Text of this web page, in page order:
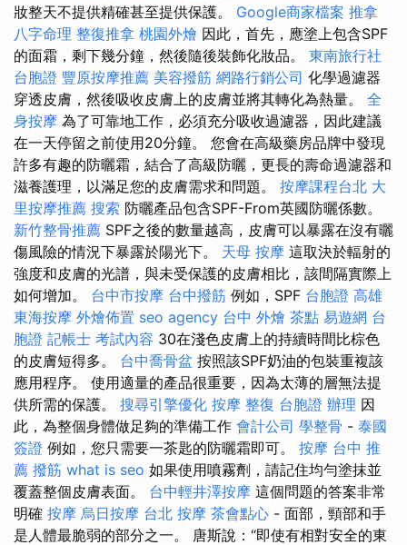
妝整天不提供精確甚至提供保護。 Google商家檔案 推拿
八字命理 整復推拿 桃園外燴 因此，首先，應塗上包含SPF
的面霜，剩下幾分鐘，然後隨後裝飾化妝品。 東南旅行社
台胞證 豐原按摩推薦 美容撥筋 網路行銷公司 化學過濾器
穿透皮膚，然後吸收皮膚上的皮膚並將其轉化為熱量。 全
身按摩 為了可靠地工作，必須充分吸收過濾器，因此建議
在一天停留之前使用20分鐘。 您會在高級藥房品牌中發現
許多有趣的防曬霜，結合了高級防曬，更長的壽命過濾器和
滋養護理，以滿足您的皮膚需求和問題。 按摩課程台北 大
里按摩推薦 搜索 防曬產品包含SPF-From英國防曬係數。
新竹整骨推薦 SPF之後的數量越高，皮膚可以暴露在沒有曬
傷風險的情況下暴露於陽光下。 天母 按摩 這取決於輻射的
強度和皮膚的光譜，與未受保護的皮膚相比，該間隔實際上
如何增加。 台中市按摩 台中撥筋 例如，SPF 台胞證 高雄
東海按摩 外燴佈置 seo agency 台中 外燴 茶點 易遊網 台
胞證 記帳士 考試內容 30在淺色皮膚上的持續時間比棕色
的皮膚短得多。 台中喬骨盆 按照該SPF奶油的包裝重複該
應用程序。 使用適量的產品很重要，因為太薄的層無法提
供所需的保護。 搜尋引擎優化 按摩 整復 台胞證 辦理 因
此，為整個身體做足夠的準備工作 會計公司 學整骨 - 泰國
簽證 例如，您只需要一茶匙的防曬霜即可。 按摩 台中 推
薦 撥筋 what is seo 如果使用噴霧劑，請記住均勻塗抹並
覆蓋整個皮膚表面。 台中輕井澤按摩 這個問題的答案非常
明確 按摩 烏日按摩 台北 按摩 茶會點心 - 面部，頸部和手
是人體最脆弱的部分之一。 唐斯說：“即使有相對安全的東